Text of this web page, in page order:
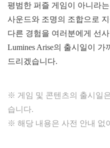
평범한 퍼즐 게임이 아니라
사운드와 조명의 조합으로
다른 경험을 여러분에게 선
Lumines Arise의 출시일이
드리겠습니다.
※ 게임 및 콘텐츠의 출시일
습니다.
※ 해당 내용은 사전 안내 없